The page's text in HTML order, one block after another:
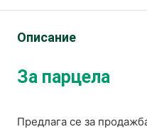
Описание
За парцела
Предлага се за